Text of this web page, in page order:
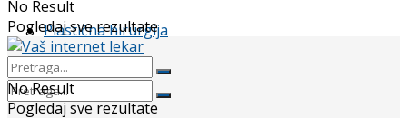
Plastična hirurgija
No Result
Pogledaj sve rezultate
No Result
Pogledaj sve rezultate